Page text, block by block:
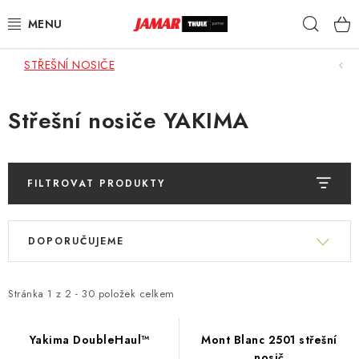
na
STŘEŠNÍ NOSIČE
NOSIČE KOL
DĚTSKÉ ZBOŽÍ
STŘEŠNÍ NOSIČE
Střešní nosiče YAKIMA
FILTROVAT PRODUKTY
V
p
i
Stránka 1 z 2 - 30 položek celkem
Ř
e
DOPORUČUJEME
Yakima DoubleHaul™
Mont Blanc 2501 střešní